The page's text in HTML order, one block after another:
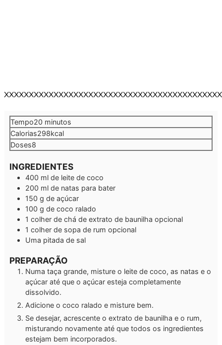
Tempo20 minutos
minutos
Calorias298kcal
Doses8
INGREDIENTES
400 ml de leite de coco
200 ml de natas para bater
150 g de açúcar
100 g de coco ralado
1 colher de chá de extrato de baunilha opcional
1 colher de sopa de rum opcional
Uma pitada de sal
PREPARAÇÃO
Numa taça grande, misture o leite de coco, as natas e o
açúcar até que o açúcar esteja completamente
dissolvido.
Adicione o coco ralado e misture bem.
Se desejar, acrescente o extrato de baunilha e o rum,
misturando novamente até que todos os ingredientes
estejam bem incorporados.